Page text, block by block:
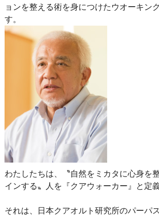
ョンを整える術を身につけたウオーキン
す。
わたしたちは、〝自然をミカタに心身を
インする〟人を『クアウォーカー』と定
それは、日本クアオルト研究所のパーパ